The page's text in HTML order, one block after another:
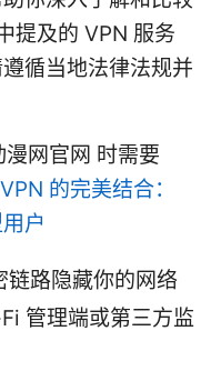
提及的 VPN 服务
循当地法律法规并
网官网 时需要
的完美结合：
户
链路隐藏你的网络
管理端或第三方监